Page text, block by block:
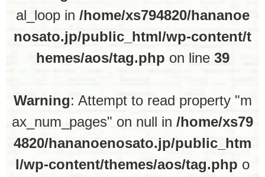
al_loop in /home/xs794820/hananoe
nosato.jp/public_html/wp-content/t
hemes/aos/tag.php on line 39
Warning: Attempt to read property "m
ax_num_pages" on null in /home/xs79
4820/hananoenosato.jp/public_htm
l/wp-content/themes/aos/tag.php o